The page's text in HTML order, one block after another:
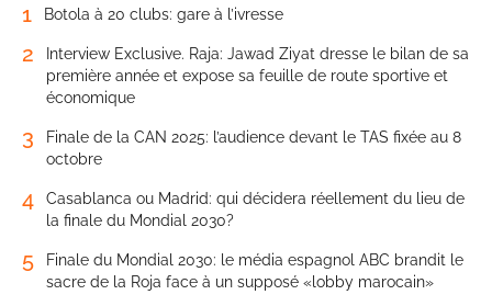
1 Botola à 20 clubs: gare à l’ivresse
2
Interview Exclusive. Raja: Jawad Ziyat dresse le bilan de sa
première année et expose sa feuille de route sportive et
économique
3
Finale de la CAN 2025: l’audience devant le TAS fixée au 8
octobre
4
Casablanca ou Madrid: qui décidera réellement du lieu de
la finale du Mondial 2030?
5
Finale du Mondial 2030: le média espagnol ABC brandit le
sacre de la Roja face à un supposé «lobby marocain»